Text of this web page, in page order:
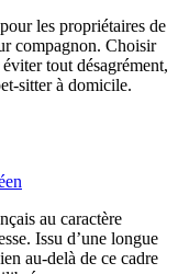
les propriétaires de
compagnon. Choisir
tout désagrément,
sitter à domicile.
au caractère
Issu d’une longue
au-delà de ce cadre